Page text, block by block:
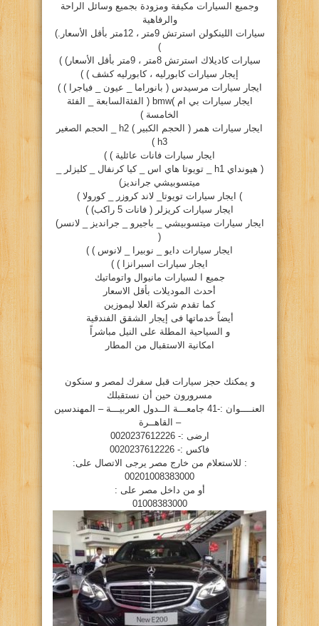
وجميع السيارات مكيفة ومزودة بجميع وسائل الراحة
والرفاهية
سيارات اللينكولن استرتش 9متر ، 12متر بأقل الأسعار.)
)
سيارات كاديلاك استرتش 8متر ، 9متر بأقل الأسعار) )
إيجار سيارات كابورليه ، كابورليه كشف ) )
ايجار سيارات مرسيدس ( بانوراما _ عيون _ فياجرا ) )
ايجار سيارات بي ام )bmw ( الفئةالسابعة _ الفئة
الخامسة )
ايجار سيارات همر ( الحجم الكبير ) h2 _ الحجم الصغير
h3 )
ايجار سيارات فانات عائلية ) )
( هيونداي h1 _ تويوتا هاي اس _ كيا كرنفال _ كليزلر _
ميتسوبيشي جرانديز)
) ايجار سيارات تويوتا_ لاند كروزر _ كورولا )
ايجار سيارات كريزلر ( فانات 5 راكب) )
ايجار سيارات ميتسوبيشي _ باجيرو _ جرانديز _ لانسر)
(
ايجار سيارات دايو _ نوبيرا _ لانوس ) )
ايجار سيارات اسبرانزا ) )
جميع ا لسيارات مانيوال واتوماتيك
أحدث الموديلات بأقل الاسعار
كما تقدم شركة العلا ليموزين
أيضاً خدماتها فى إيجار الشقق الفندقية
و السياحية المطلة على النيل مباشراً
امكانية الاستقبال من المطار
و يمكنك حجز سيارات قبل سفرك لمصر و سنكون
مسرورون حين أن نستقبلك
العنــــوان :-41 جامعـــة الــدول العربيـــة – المهندسين
– القاهــرة
ارضى :- 0020237612226
فاكس :- 0020237612226
: للاستعلام من خارج مصر يرجى الاتصال على:
00201008383000
أو من داخل مصر على :
01008383000